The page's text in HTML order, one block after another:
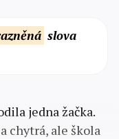
slova
jedna žačka.
chytrá, ale škola